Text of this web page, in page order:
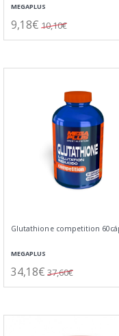
MEGAPLUS
9,18€ 10,10€
Glutathione competition
MEGAPLUS
34,18€ 37,60€